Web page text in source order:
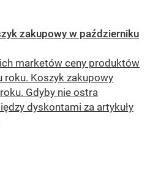
zakupowy w październiku
marketów ceny produktów
roku. Koszyk zakupowy
Gdyby nie ostra
dyskontami za artykuły